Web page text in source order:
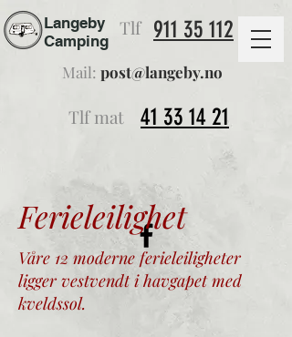
Langeby
Camping
Tlf 911 35 112
Mail: post@langeby.no
41 33 14 21
Tlf mat
Ferieleilighet
Våre 12 moderne ferieleiligheter
ligger vestvendt i havgapet med
kveldssol.